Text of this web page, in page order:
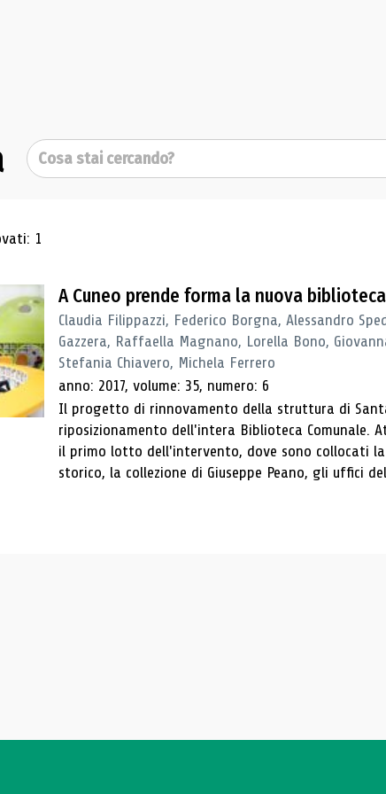
Cerca
di ricerca
1
A Cuneo prende forma la nuova biblioteca
Claudia Filippazzi, Federico Borgna, Alessandro
Gazzera, Raffaella Magnano, Lorella Bono,
Stefania Chiavero, Michela Ferrero
anno: 2017, volume: 35, numero: 6
Il progetto di rinnovamento della struttura di
riposizionamento dell'intera Biblioteca Comunale.
il primo lotto dell'intervento, dove sono collocati
storico, la collezione di Giuseppe Peano, gli uffici